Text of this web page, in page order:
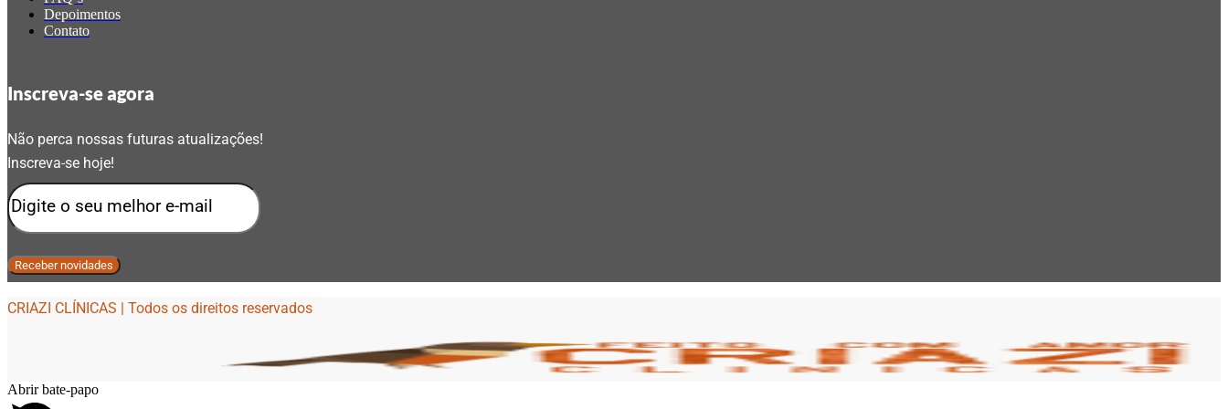
Depoimentos
Contato
Inscreva-se agora
Não perca nossas futuras atualizações!
Inscreva-se hoje!
CRIAZI CLÍNICAS | Todos os direitos reservados
Abrir bate-papo